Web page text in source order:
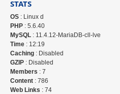
STATS
OS : Linux d
PHP : 5.6.40
MySQL : 11.4.12-MariaDB-cll-lve
Time : 12:19
Caching : Disabled
GZIP : Disabled
Members : 7
Content : 786
Web Links : 74